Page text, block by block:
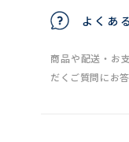
よくあ
商品や配送・お
だくご質問にお